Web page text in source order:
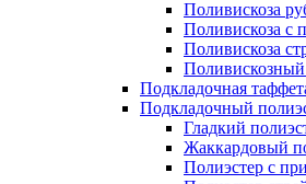
Поливискоза
Поливискоза с
Поливискоза
Подкладочная
Подкладочный
Гладкий
Жаккардовый
Полиэстер с